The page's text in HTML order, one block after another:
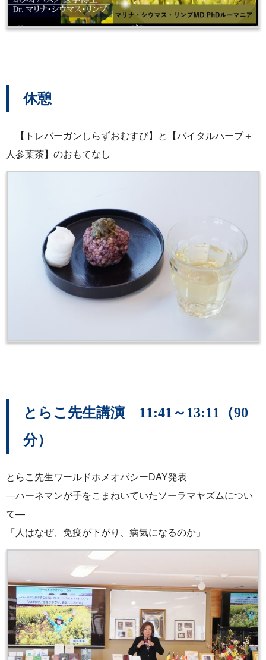
休憩
【トレバーガンしらずおむすび】と【バイタルハーブ＋
人参葉茶】のおもてなし
とらこ先生講演 11:41～13:11（90
分）
とらこ先生ワールドホメオパシーDAY発表
―ハーネマンが手をこまねいていたソーラマヤズムについ
て―
「人はなぜ、免疫が下がり、病気になるのか」